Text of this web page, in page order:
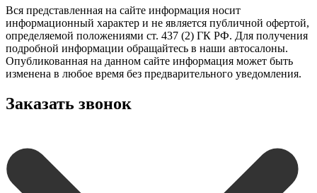
Вся представленная на сайте информация носит
информационный характер и не является публичной офертой,
определяемой положениями ст. 437 (2) ГК РФ. Для получения
подробной информации обращайтесь в наши автосалоны.
Опубликованная на данном сайте информация может быть
изменена в любое время без предварительного уведомления.
Заказать звонок